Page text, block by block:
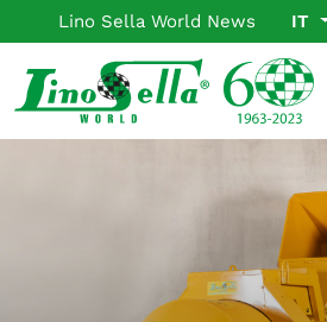
Lino Sella World News IT